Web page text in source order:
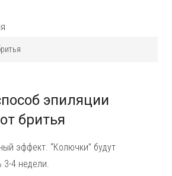
эпиляции
бритья
эффект. “Колючки” будут
3-4 недели.